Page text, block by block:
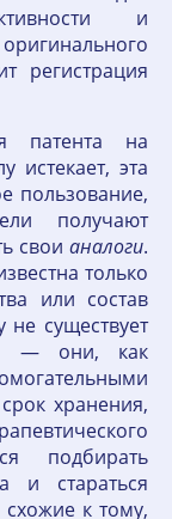
и
регистрация
патента на
истекает, эта
пользование,
получают
свои аналоги.
только
или состав
не существует
— они, как
хранения,
подбирать
и стараться
к тому,